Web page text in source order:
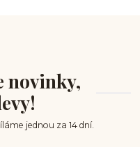
novinky,
jednou za 14 dní.